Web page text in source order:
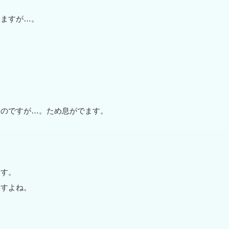
すが…。
ですが…。ため息がでます。
。
よね。